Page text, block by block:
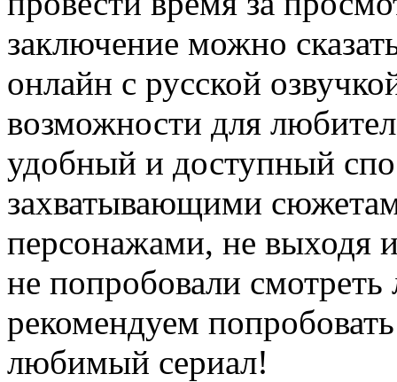
заключение можно
онлайн с русской
возможности для
удобный и доступный
захватывающими
персонажами, не выходя
не попробовали
рекомендуем
любимый сериал!